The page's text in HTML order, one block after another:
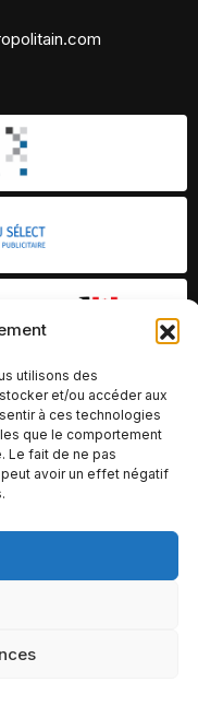
utilisons des
et/ou accéder aux
à ces technologies
que le comportement
Le fait de ne pas
avoir un effet négatif
par Chameleon Ideas